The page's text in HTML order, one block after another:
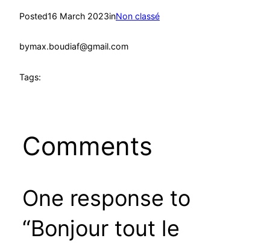
Posted16 March 2023inNon classé
bymax.boudiaf@gmail.com
Tags:
Comments
One response to
“Bonjour tout le